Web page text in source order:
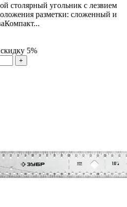
столярный угольник с лезвием
разметки: сложенный и
5%
+